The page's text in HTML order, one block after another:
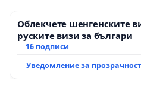
Облекчете шенгенските
руските визи за българи
16 подписи
Уведомление за прозрачност